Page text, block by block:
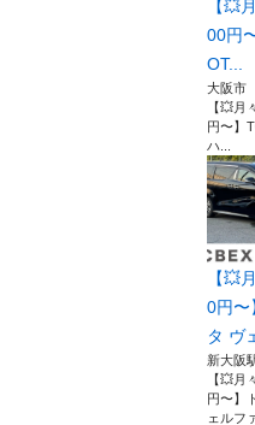
【💥
00円
OT...
大阪市
【💥月
円〜】
ハ...
【💥
0円〜
タ ヴ
新大阪
【💥月
円〜】
ェルフ